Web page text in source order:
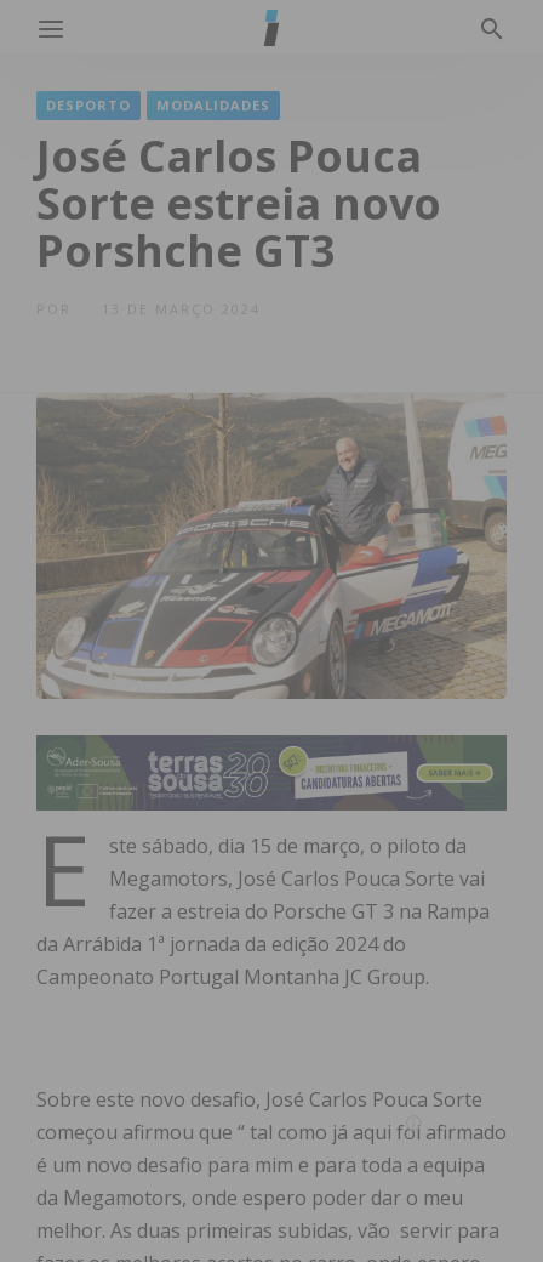
DESPORTO MODALIDADES
José Carlos Pouca
Sorte estreia novo
Porshche GT3
13 DE MARÇO 2024
E
ste sábado, dia 15 de março, o piloto da
Megamotors, José Carlos Pouca Sorte vai
fazer a estreia do Porsche GT 3 na Rampa
da Arrábida 1ª jornada da edição 2024 do
Campeonato Portugal Montanha JC Group.
Sobre este novo desafio, José Carlos Pouca Sorte
começou afirmou que “ tal como já aqui foi afirmado
é um novo desafio para mim e para toda a equipa
da Megamotors, onde espero poder dar o meu
melhor. As duas primeiras subidas, vão servir para